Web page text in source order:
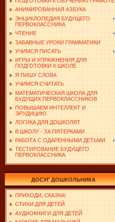
АНИМИРОВАННАЯ АЗБУКА
ЭНЦИКЛОПЕДИЯ БУДУЩЕГО
ПЕРВОКЛАССНИКА
ЧТЕНИЕ
ЗАБАВНЫЕ УРОКИ ГРАММАТИКИ
УЧИМСЯ ПИСАТЬ
ИГРЫ И УПРАЖНЕНИЯ ДЛЯ
ПОДГОТОВКИ К ШКОЛЕ
Я ПИШУ СЛОВА
УЧИМСЯ СЧИТАТЬ
МАТЕМАТИЧЕСКАЯ ШКОЛА ДЛЯ
БУДУЩИХ ПЕРВОКЛАССНИКОВ
ПОВЫШАЕМ ИНТЕЛЛЕКТ И
ЭРУДИЦИЮ
ЛОГИКА ДЛЯ ДОШКОЛЯТ
В ШКОЛУ - ЗА ПЯТЕРКАМИ
РАБОТА С ОДАРЕННЫМИ ДЕТЬМИ
ТЕСТИРОВАНИЕ БУДУЩЕГО
ПЕРВОКЛАССНИКА
ДОСУГ ДОШКОЛЬНИКА
ПРИХОДИ, СКАЗКА!
СТИХИ ДЛЯ ДЕТЕЙ
АУДИОКНИГИ ДЛЯ ДЕТЕЙ